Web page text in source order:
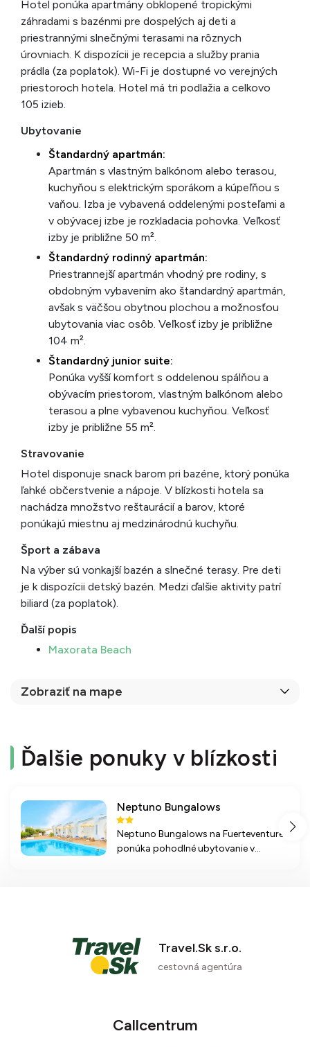
Hotel ponúka apartmány obklopené tropickými
záhradami s bazénmi pre dospelých aj deti a
priestrannými slnečnými terasami na rôznych
úrovniach. K dispozícii je recepcia a služby prania
prádla (za poplatok). Wi-Fi je dostupné vo verejných
priestoroch hotela. Hotel má tri podlažia a celkovo
105 izieb.
Ubytovanie
Štandardný apartmán:
Apartmán s vlastným balkónom alebo terasou,
kuchyňou s elektrickým sporákom a kúpeľňou s
vaňou. Izba je vybavená oddelenými posteľami a
v obývacej izbe je rozkladacia pohovka. Veľkosť
izby je približne 50 m².
Štandardný rodinný apartmán:
Priestrannejší apartmán vhodný pre rodiny, s
obdobným vybavením ako štandardný apartmán,
avšak s väčšou obytnou plochou a možnosťou
ubytovania viac osôb. Veľkosť izby je približne
104 m².
Štandardný junior suite:
Ponúka vyšší komfort s oddelenou spálňou a
obývacím priestorom, vlastným balkónom alebo
terasou a plne vybavenou kuchyňou. Veľkosť
izby je približne 55 m².
Stravovanie
Hotel disponuje snack barom pri bazéne, ktorý ponúka
ľahké občerstvenie a nápoje. V blízkosti hotela sa
nachádza množstvo reštaurácií a barov, ktoré
ponúkajú miestnu aj medzinárodnú kuchyňu.
Šport a zábava
Na výber sú vonkajší bazén a slnečné terasy. Pre deti
je k dispozícii detský bazén. Medzi ďalšie aktivity patrí
biliard (za poplatok).
Ďalší popis
Maxorata Beach
Zobraziť na mape
Ďalšie ponuky v blízkosti
Neptuno Bungalows
Neptuno Bungalows na Fuerteventure
ponúka pohodlné ubytovanie v
Travel.Sk s.r.o.
cestovná agentúra
Callcentrum